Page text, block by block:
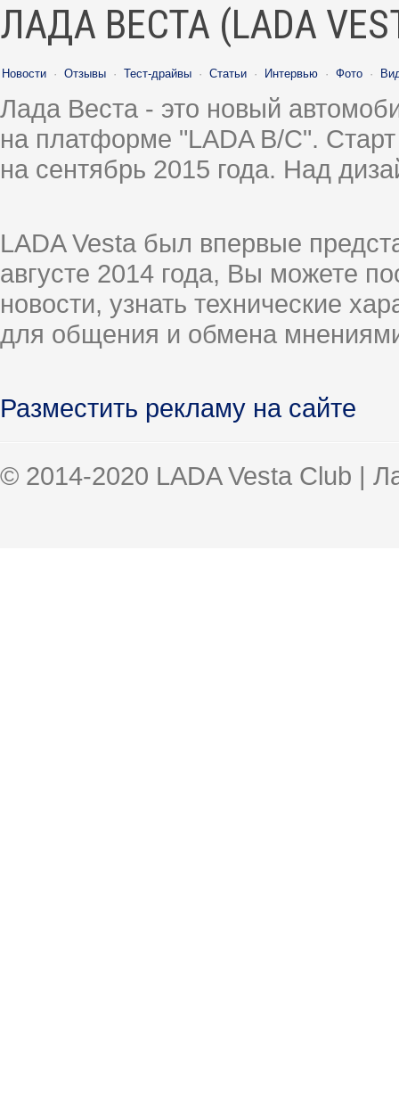
ЛАДА ВЕСТА (LADA
Новости · Отзывы · Тест-драйвы · Статьи · Интервью · Фото ·
Лада Веста - это новый
на платформе "LADA B/C".
на сентябрь 2015 года. Над
LADA Vesta был впервые
августе 2014 года, Вы можете
новости, узнать технические
для общения и обмена
Разместить рекламу на сайте
© 2014-2020 LADA Vesta Club |